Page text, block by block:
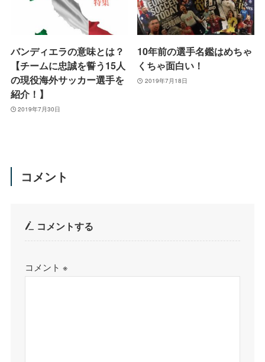
バンディエラの意味とは？
【チームに忠誠を誓う15人
の現役海外サッカー選手を
紹介！】
2019年7月30日
10年前の選手名鑑はめちゃ
くちゃ面白い！
2019年7月18日
コメント
コメントする
コメント※